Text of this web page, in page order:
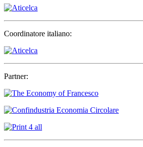
Coordinatore italiano:
Partner: